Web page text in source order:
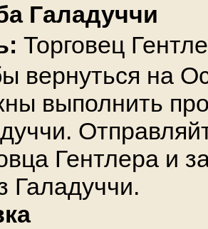
Галадуччи
Торговец
вернуться на
выполнить
Гентлера и
Галадуччи.